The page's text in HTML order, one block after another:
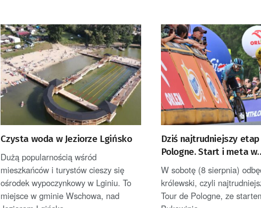
Czysta woda w Jeziorze Lgińsko
Dużą popularnością wśród
mieszkańców i turystów cieszy się
ośrodek wypoczynkowy w Lginiu. To
miejsce w gminie Wschowa, nad
Dziś najtrudniejszy etap
Pologne. Start i meta w
Bukowinie Tatrzańskiej
W sobotę (8 sierpnia)
królewski, czyli
Tour de Pologne, ze